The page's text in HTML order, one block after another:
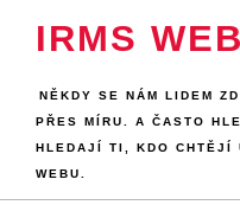
IRMS WEB
NĚKDY SE NÁM LIDEM
PŘES MÍRU. A ČASTO
HLEDAJÍ TI, KDO CHTĚJÍ
WEBU.